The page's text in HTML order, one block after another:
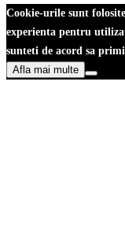
Cookie-urile sunt
experienta pentru
sunteti de acord sa
Afla mai multe